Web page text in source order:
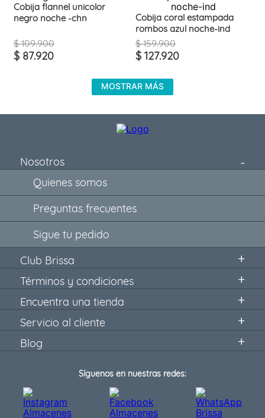
Cobija flannel unicolor
negro noche -chn
$ 109.900
$ 87.920
Cobija coral estampada
rombos azul noche-ind
$ 159.900
$ 127.920
MOSTRAR MÁS
Nosotros
Quienes somos
Preguntas frecuentes
Sigue tu pedido
Club Brissa
Términos y condiciones
Encuentra una tienda
Servicio al cliente
Blog
Síguenos en nuestras redes: